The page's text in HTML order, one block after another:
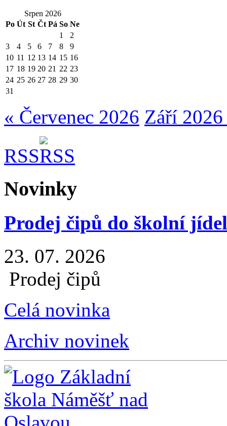
Srpen 2026
Po Út St Čt Pá So Ne
1
2
3
4 5 6 7 8
9
10 11 12 13 14 15 16
17 18 19 20 21 22 23
24 25 26 27 28 29 30
31
« Červenec 2026 Září
RSS
Novinky
Prodej čipů do školní
23. 07. 2026
Prodej čipů
Celá novinka
Archiv novinek